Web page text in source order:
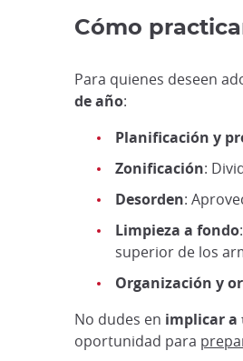
Cómo
Para quienes deseen
de año:
Planificación y
Zonificación:
Desorden:
Limpieza a fondo
superior de los
Organización y
No dudes en implicar a
oportunidad para